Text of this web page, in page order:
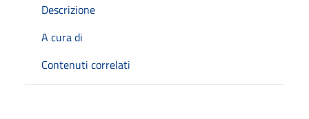
Descrizione
A cura di
Contenuti correlati